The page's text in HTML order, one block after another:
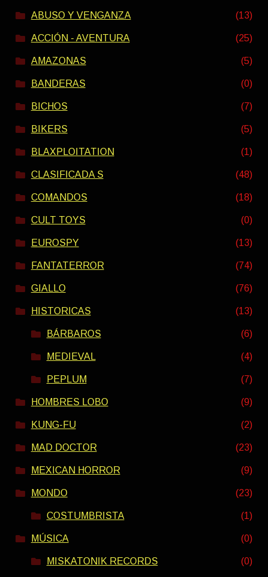
ABUSO Y VENGANZA (13)
ACCIÓN - AVENTURA (25)
AMAZONAS (5)
BANDERAS (0)
BICHOS (7)
BIKERS (5)
BLAXPLOITATION (1)
CLASIFICADA S (48)
COMANDOS (18)
CULT TOYS (0)
EUROSPY (13)
FANTATERROR (74)
GIALLO (76)
HISTORICAS (13)
BÁRBAROS (6)
MEDIEVAL (4)
PEPLUM (7)
HOMBRES LOBO (9)
KUNG-FU (2)
MAD DOCTOR (23)
MEXICAN HORROR (9)
MONDO (23)
COSTUMBRISTA (1)
MÚSICA (0)
MISKATONIK RECORDS (0)